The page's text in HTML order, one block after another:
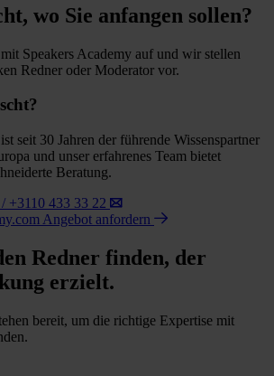
wo Sie anfangen sollen?
Speakers Academy auf und wir stellen
Redner oder Moderator vor.
seit 30 Jahren der führende Wissenspartner
und unser erfahrenes Team bietet
Beratung.
+3110 433 33 22
Angebot anfordern
Redner finden, der
erzielt.
bereit, um die richtige Expertise mit